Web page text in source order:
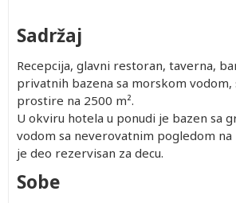
Sadržaj
Recepcija, glavni restoran, taverna,
privatnih bazena sa morskom vodom,
prostire na 2500 m².
U okviru hotela u ponudi je bazen sa
vodom sa neverovatnim pogledom na
je deo rezervisan za decu.
Sobe
dete 0-
1.99
Besplatno
Besplatno
Besplatno
Besplatno
dete 2-
290.00
290.00
290.00
290.00
658.00
658.00
596.00
596.00
(Prvo
dete 2-
1,215.00
1,215.00
935.00
(Prvo
dete 2-
1,473.00
1,473.00
1,166.00